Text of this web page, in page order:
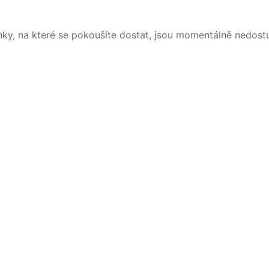
na které se pokoušíte dostat, jsou momentálně